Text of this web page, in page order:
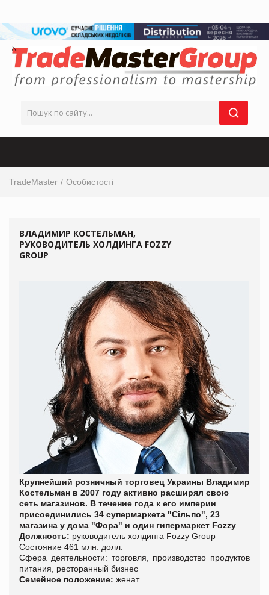
TradeMaster Особистості
ВЛАДИМИР КОСТЕЛЬМАН,
РУКОВОДИТЕЛЬ ХОЛДИНГА FOZZY
GROUP
Крупнейший розничный торговец Украины Владимир
Костельман в 2007 году активно расширял свою
сеть магазинов. В течение года к его империи
присоединились 34 супермаркета "Сільпо", 23
магазина у дома "Фора" и один гипермаркет Fozzy
Должность: руководитель холдинга Fozzy Group
Состояние 461 млн. долл.
Сфера деятельности: торговля, производство продуктов
питания, ресторанный бизнес
Семейное положение: женат